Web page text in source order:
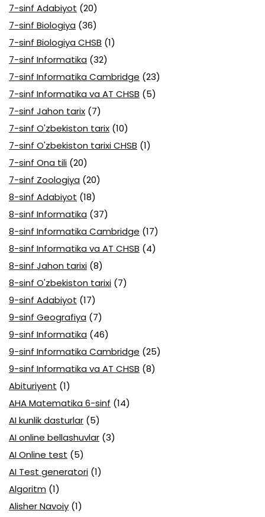
7-sinf Adabiyot (20)
7-sinf Biologiya (36)
7-sinf Biologiya CHSB (1)
7-sinf Informatika (32)
7-sinf Informatika Cambridge (23)
7-sinf Informatika va AT CHSB (5)
7-sinf Jahon tarix (7)
7-sinf O'zbekiston tarix (10)
7-sinf O'zbekiston tarixi CHSB (1)
7-sinf Ona tili (20)
7-sinf Zoologiya (20)
8-sinf Adabiyot (18)
8-sinf Informatika (37)
8-sinf Informatika Cambridge (17)
8-sinf Informatika va AT CHSB (4)
8-sinf Jahon tarixi (8)
8-sinf O'zbekiston tarixi (7)
9-sinf Adabiyot (17)
9-sinf Geografiya (7)
9-sinf Informatika (46)
9-sinf Informatika Cambridge (25)
9-sinf Informatika va AT CHSB (8)
Abituriyent (1)
AHA Matematika 6-sinf (14)
AI kunlik dasturlar (5)
AI online bellashuvlar (3)
AI Online test (5)
AI Test generatori (1)
Algoritm (1)
Alisher Navoiy (1)